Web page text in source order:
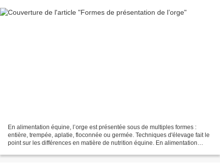
En alimentation équine, l’orge est présentée sous de multiples formes :
entière, trempée, aplatie, floconnée ou germée. Techniques d'élevage fait le
point sur les différences en matière de nutrition équine. En alimentation